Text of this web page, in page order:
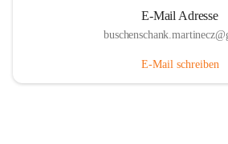
E-Mail Adresse
E-Mail schreiben